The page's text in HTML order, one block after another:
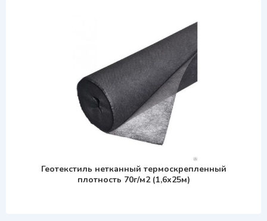
Геотекстиль нетканный термоскрепленный
плотность 70г/м2 (1,6х25м)